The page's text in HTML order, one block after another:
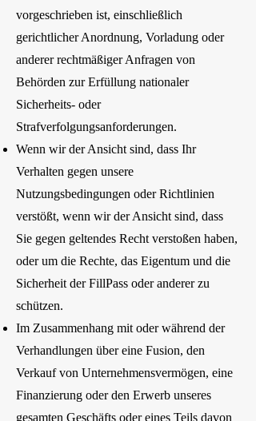
vorgeschrieben ist, einschließlich
gerichtlicher Anordnung, Vorladung oder
anderer rechtmäßiger Anfragen von
Behörden zur Erfüllung nationaler
Sicherheits- oder
Strafverfolgungsanforderungen.
Wenn wir der Ansicht sind, dass Ihr
Verhalten gegen unsere
Nutzungsbedingungen oder Richtlinien
verstößt, wenn wir der Ansicht sind, dass
Sie gegen geltendes Recht verstoßen haben,
oder um die Rechte, das Eigentum und die
Sicherheit der FillPass oder anderer zu
schützen.
Im Zusammenhang mit oder während der
Verhandlungen über eine Fusion, den
Verkauf von Unternehmensvermögen, eine
Finanzierung oder den Erwerb unseres
gesamten Geschäfts oder eines Teils davon